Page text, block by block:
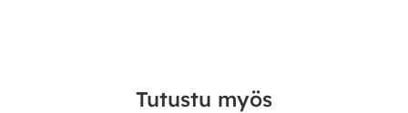
Tutustu myös